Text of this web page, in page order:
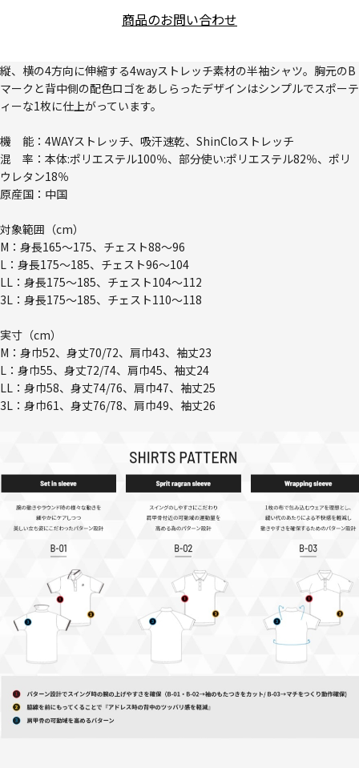
商品のお問い合わせ
縦、横の4方向に伸縮する4wayストレッチ素材の半袖シャツ。胸元のB
マークと背中側の配色ロゴをあしらったデザインはシンプルでスポーテ
ィーな1枚に仕上がっています。
機 能：4WAYストレッチ、吸汗速乾、ShinCloストレッチ
混 率：本体:ポリエステル100％、部分使い:ポリエステル82％、ポリ
ウレタン18％
原産国：中国
対象範囲（cm）
M：身長165～175、チェスト88～96
L：身長175～185、チェスト96～104
LL：身長175～185、チェスト104～112
3L：身長175～185、チェスト110～118
実寸（cm）
M：身巾52、身丈70/72、肩巾43、袖丈23
L：身巾55、身丈72/74、肩巾45、袖丈24
LL：身巾58、身丈74/76、肩巾47、袖丈25
3L：身巾61、身丈76/78、肩巾49、袖丈26